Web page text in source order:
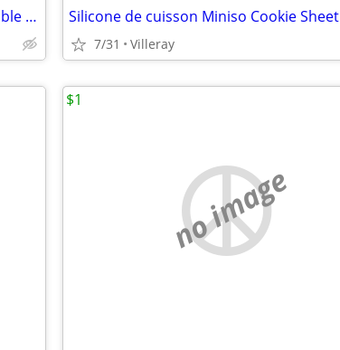
Planche à pizza bambou poignée rabattable Bamboo Pizza Foldable Handle Silicone de cuisson Miniso Cookie Sheet
7/31 Villeray
no image
$1